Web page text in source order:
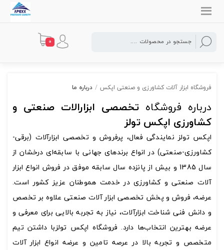
0
فروشگاه ابزار آلات کشاورزی و صنعتی اپکس / درباره ما
درباره فروشگاه تخصصی ابزارالات صنعتی و
کشاورزی اپکس تولز
اپکس تولز نمایندگی فعال، پرفروش و تخصصی ابزارآلات (برقی-
کشاورزی-صنعتی) در انواع برندهای جهانی با سابقه‌ای درخشان از
سال 1385 و بیش از پانزده سال سابقه موفق در فروش انواع ابزار
آلات صنعتی و کشاورزی در خدمت هموطنان عزیز کشور است.
عرضه، فروش و پخش تخصصی ابزار آلات صنعتی علاوه بر تخصص
و دانش فنی شناخت ابزارآلات، نیاز به تجربه بالایی برای معرفی و
عرضه بهترین انتخاب‌ها دارد. فروشگاه اپکس تولزبا داشتن تیم
متخصص و تجربه بالا در عرصه تامین و عرضه انواع ابزار آلات